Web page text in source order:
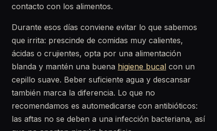
contacto con los alimentos.
Durante esos días conviene evitar lo que sabemos
que irrita: prescinde de comidas muy calientes,
ácidas o crujientes, opta por una alimentación
blanda y mantén una buena higiene bucal con un
cepillo suave. Beber suficiente agua y descansar
también marca la diferencia. Lo que no
recomendamos es automedicarse con antibióticos:
las aftas no se deben a una infección bacteriana, así